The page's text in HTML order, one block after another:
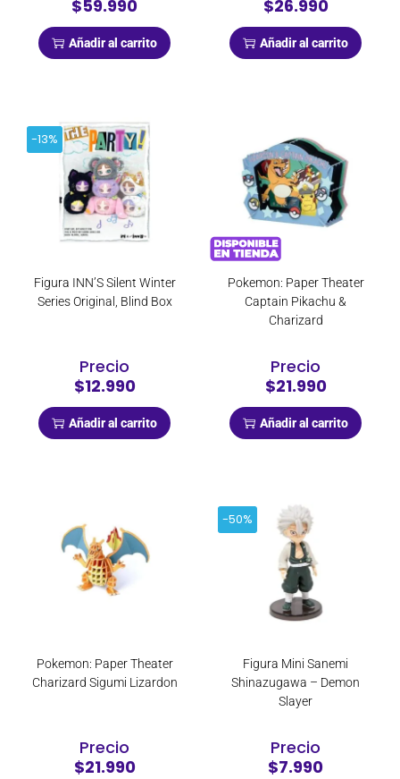
$59.990
Añadir al carrito
$26.990
Añadir al carrito
-13%
Figura INN’S Silent Winter
Series Original, Blind Box
Precio
$12.990
Añadir al carrito
Pokemon: Paper Theater
Captain Pikachu &
Charizard
Precio
$21.990
Añadir al carrito
Pokemon: Paper Theater
Charizard Sigumi Lizardon
Precio
$21.990
-50%
Figura Mini Sanemi
Shinazugawa – Demon
Slayer
Precio
$7.990